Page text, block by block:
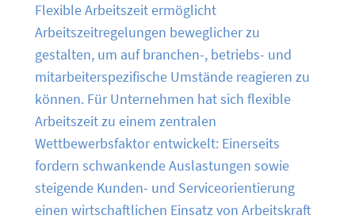
Flexible Arbeitszeit ermöglicht
Arbeitszeitregelungen beweglicher zu
gestalten, um auf branchen-, betriebs- und
mitarbeiterspezifische Umstände reagieren zu
können. Für Unternehmen hat sich flexible
Arbeitszeit zu einem zentralen
Wettbewerbsfaktor entwickelt: Einerseits
fordern schwankende Auslastungen sowie
steigende Kunden- und Serviceorientierung
einen wirtschaftlichen Einsatz von Arbeitskraft